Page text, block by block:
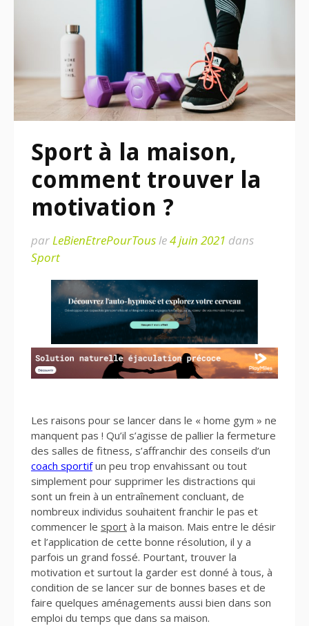
Sport à la maison,
comment trouver la
motivation ?
parLeBienEtrePourTousle4 juin 2021 dans
Sport
Les raisons pour se lancer dans le « home gym » ne
manquent pas ! Qu’il s’agisse de pallier la fermeture
des salles de fitness, s’affranchir des conseils d’un
coach sportifun peu trop envahissant ou tout
simplement pour supprimer les distractions qui
sont un frein à un entraînement concluant, de
nombreux individus souhaitent franchir le pas et
commencer le sport à la maison. Mais entre le désir
et l’application de cette bonne résolution, il y a
parfois un grand fossé. Pourtant, trouver la
motivation et surtout la garder est donné à tous, à
condition de se lancer sur de bonnes bases et de
faire quelques aménagements aussi bien dans son
emploi du temps que dans sa maison.